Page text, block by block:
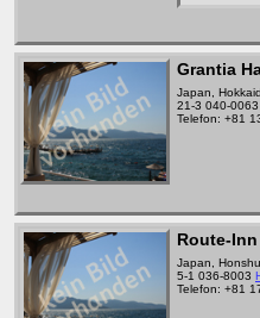
Grantia
Japan,
21-3 040-0063
Telefon: +81
Route-
Japan, Honshu
5-1 036-8003
Telefon: +81